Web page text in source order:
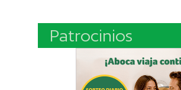
Patrocinios